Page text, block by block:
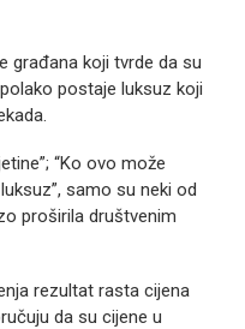
građana koji tvrde da su
postaje luksuz koji
“Ko ovo može
samo su neki od
proširila društvenim
rezultat rasta cijena
da su cijene u